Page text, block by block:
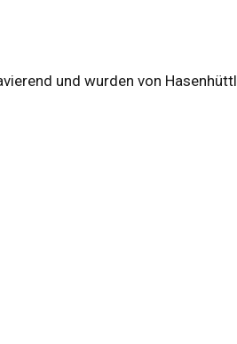
und wurden von Hasenhüttl